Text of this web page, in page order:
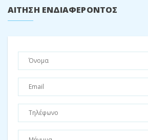
There is road access as well as electricity
ήσυχο και γραφικό σημείο και θα
περιβάλλον για ιδιωτικές ή εμπορικές
που απομένει όταν κάποιος οικοδομήσει
παραγωγή ελαιολάδου.
Πωλείται μαζί με αυτό το ακίνητο
μεγέθους 1113,76m2 με κόστος 10.000€.
ΑΊΤΗΣΗ ΕΝΔΙΑΦΈΡΟΝΤΟΣ